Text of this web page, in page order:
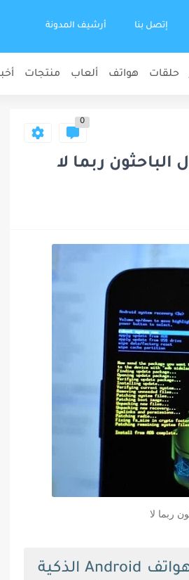
إتصل بنا أرشيف المدونة
حلقات هواتف ألعاب منتجات
0
من المحتمل أنك لا تعلم أن العديد من موردي هواتف Android الذكية